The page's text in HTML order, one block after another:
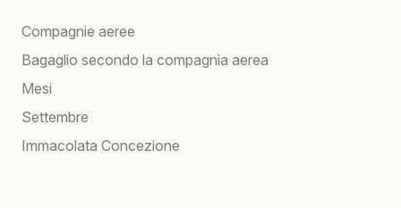
Compagnie aeree
Bagaglio secondo la compagnia aerea
Mesi
Settembre
Immacolata Concezione